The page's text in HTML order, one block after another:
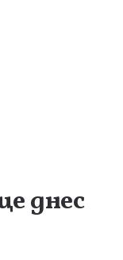
днес